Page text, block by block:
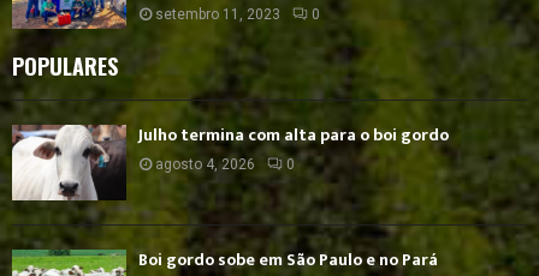
setembro 11, 2023 0
POPULARES
Julho termina com alta para o boi gordo
agosto 4, 2026 0
Boi gordo sobe em São Paulo e no Pará